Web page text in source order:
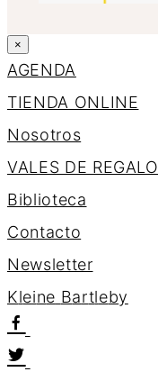
×
AGENDA
TIENDA ONLINE
Nosotros
VALES DE REGALO
Biblioteca
Contacto
Newsletter
Kleine Bartleby